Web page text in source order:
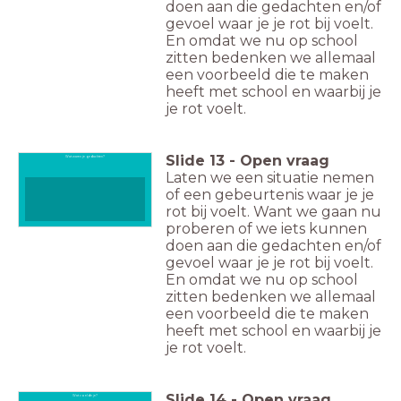
doen aan die gedachten en/of
gevoel waar je je rot bij voelt.
En omdat we nu op school
zitten bedenken we allemaal
een voorbeeld die te maken
heeft met school en waarbij je
je rot voelt.
Wat waren je gedachten? Slide 13 - Open vraag
Laten we een situatie nemen
of een gebeurtenis waar je je
rot bij voelt. Want we gaan nu
proberen of we iets kunnen
doen aan die gedachten en/of
gevoel waar je je rot bij voelt.
En omdat we nu op school
zitten bedenken we allemaal
een voorbeeld die te maken
heeft met school en waarbij je
je rot voelt.
Wat voelde je?